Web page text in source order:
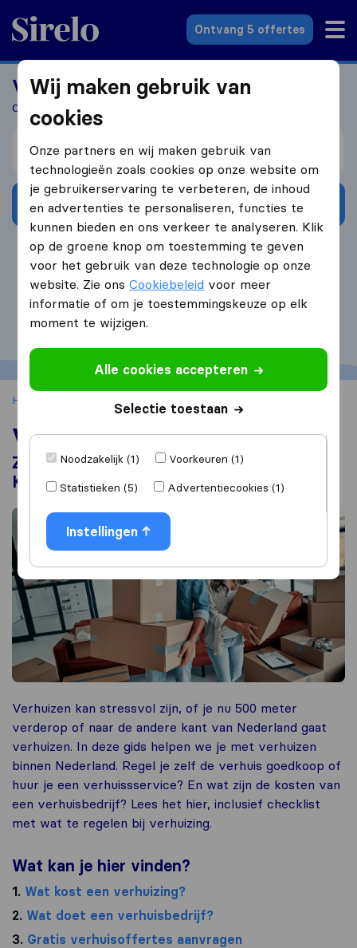
Sirelo.nl
Ontvang 5 offertes
Verhuizen? Vergelijk verhuisbedrijven
Ontvang tot 5 gratis verhuisoffertes
Verhuizen van
Ontvang gratis offertes
4.3 793 Google reviews
Home
Verhuizen
Zelf verhuizen of verhuizers inhuren?
Kosten en verhuis checklist
Verhuizen kan stressvol zijn, of je nu 500 meter
verderop of naar de andere kant van Nederland gaat
verhuizen. In deze gids helpen we je met verhuizen
binnen Nederland. Regel je zelf de verhuis goedkoop of
huur je een verhuissservice? En wat zijn de kosten van
een verhuisbedrijf? Lees het hier, inclusief checklist
met wat te regelen bij verhuizing.
Wat kan je hier vinden?
1. Wat kost een verhuizing?
2. Wat doet een verhuisbedrijf?
3. Gratis verhuisoffertes aanvragen
Wij maken gebruik van
cookies
Onze partners en wij maken gebruik van
technologieën zoals cookies op onze website om
je gebruikerservaring te verbeteren, de inhoud
en advertenties te personaliseren, functies te
kunnen bieden en ons verkeer te analyseren. Klik
op de groene knop om toestemming te geven
voor het gebruik van deze technologie op onze
website. Zie onsCookiebeleid voor meer
informatie of om je toestemmingskeuze op elk
moment te wijzigen.
Alle cookies accepteren
Selectie toestaan
Noodzakelijk (1)
Voorkeuren (1)
Statistieken (5)
Advertentiecookies (1)
Instellingen